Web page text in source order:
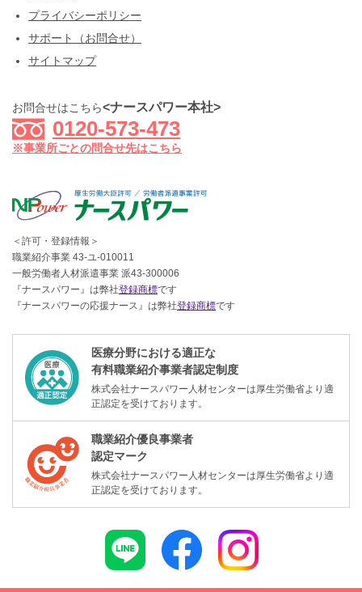
プライバシーポリシー
サポート（お問合せ）
サイトマップ
お問合せはこちら<ナースパワー本社>
0120-573-473
※事業所ごとの問合せ先はこちら
＜許可・登録情報＞
職業紹介事業 43-ユ-010011
一般労働者人材派遣事業 派43-300006
『ナースパワー』は弊社登録商標です
『ナースパワーの応援ナース』は弊社登録商標です
医療分野における適正な
有料職業紹介事業者認定制度
株式会社ナースパワー人材センターは厚生労働省より適
正認定を受けております。
職業紹介優良事業者
認定マーク
株式会社ナースパワー人材センターは厚生労働省より適
正認定を受けております。